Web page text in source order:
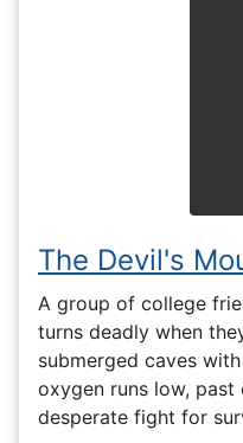
The Devil's
A group of college
turns deadly when
submerged caves
oxygen runs low,
desperate fight for